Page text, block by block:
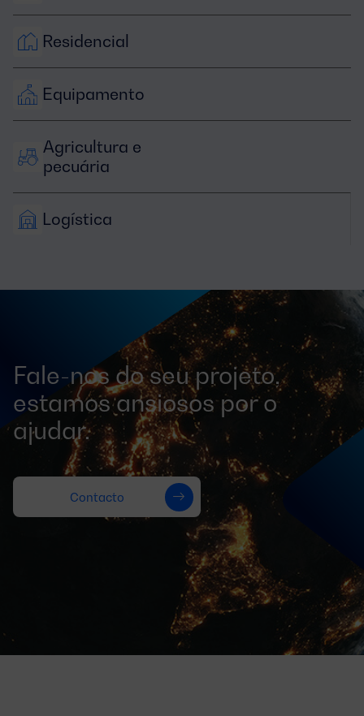
Residencial
Equipamento
Agricultura e
pecuária
Logística
Fale-nos do seu projeto,
estamos ansiosos por o
ajudar.
Contacto